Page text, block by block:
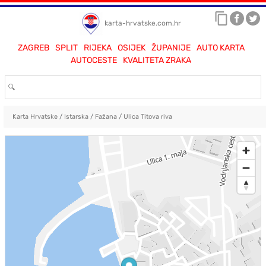
karta-hrvatske.com.hr
ZAGREB SPLIT RIJEKA OSIJEK ŽUPANIJE
AUTO KARTA
AUTOCESTE
KVALITETA ZRAKA
Karta Hrvatske/ Istarska/ Fažana/ Ulica Titova riva